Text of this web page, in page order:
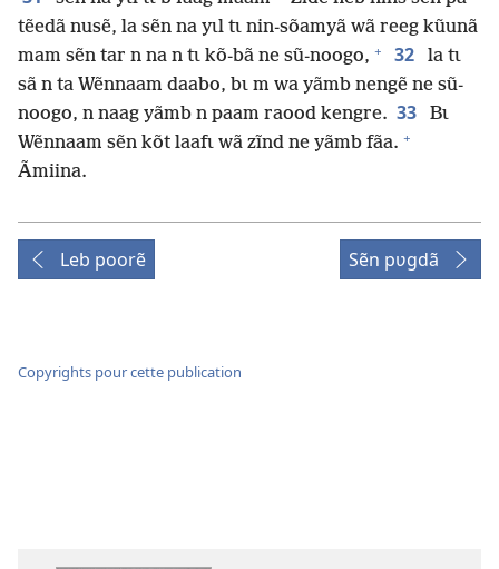
tẽedã nusẽ, la sẽn na yɩl tɩ nin-sõamyã wã reeg kũunã
mam sẽn tar n na n tɩ kõ-bã ne sũ-noogo, + 32
la tɩ
sã n ta Wẽnnaam daabo, bɩ m wa yãmb nengẽ ne sũ-
noogo, n naag yãmb n paam raood kengre. 33
Bɩ
Wẽnnaam sẽn kõt laafɩ wã zĩnd ne yãmb fãa. +
Ãmiina.
Leb poorẽ Sẽn pʋgdã
Copyrights pour cette publication